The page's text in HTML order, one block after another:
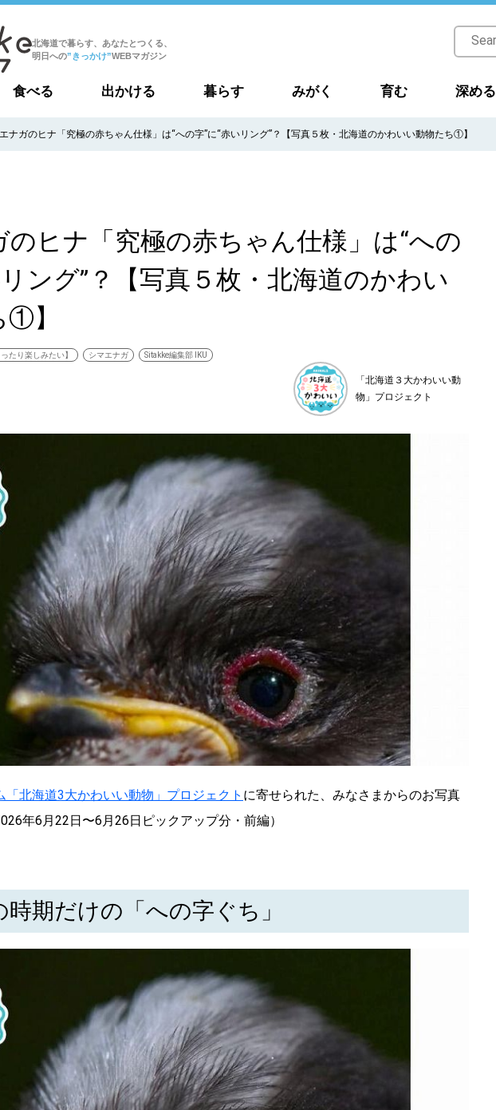
北海道で暮らす、あなたとつくる、
明日への”きっかけ”WEBマガジン
食べる 出かける 暮らす みがく 育む 深める
ナガのヒナ「究極の赤ちゃん仕様」は“への字”に“赤いリング”？【写真５枚・北海道のかわいい動物たち①】
のヒナ「究極の赤ちゃん仕様」は“への
ング”？【写真５枚・北海道のかわい
】
ったり楽しみたい】 シマエナガ Sitakke編集部 IKU
「北海道３大かわいい動
物」プロジェクト
「北海道3大かわいい動物」プロジェクト に寄せられた、みなさまからのお写真
年6月22日〜6月26日ピックアップ分・前編）
期だけの「への字ぐち」